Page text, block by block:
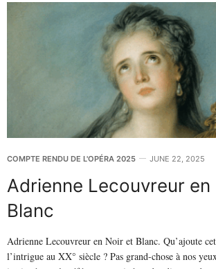
COMPTE RENDU DE L'OPÉRA 2025 JUNE 22, 2025
Adrienne Lecouvreur
Blanc
Adrienne Lecouvreur en Noir et Blanc. Qu’ajoute
l’intrigue au XX° siècle ? Pas grand-chose à nos